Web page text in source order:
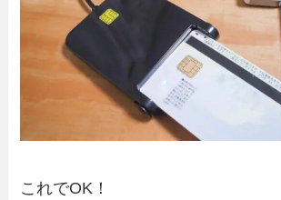
これでOK！